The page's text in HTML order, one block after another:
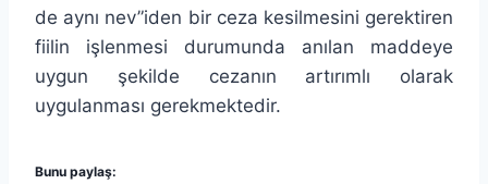
de aynı nev”iden bir ceza kesilmesini gerektiren
fiilin işlenmesi durumunda anılan maddeye
uygun şekilde cezanın artırımlı olarak
uygulanması gerekmektedir.
Bunu paylaş: